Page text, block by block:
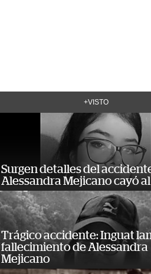
+VISTO
Surgen detalles del
Alessandra Mejicano cayó
Trágico accidente: Inguat
fallecimiento de Alessandra
Mejicano